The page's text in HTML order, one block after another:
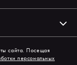
сайта. Посещая
персональных